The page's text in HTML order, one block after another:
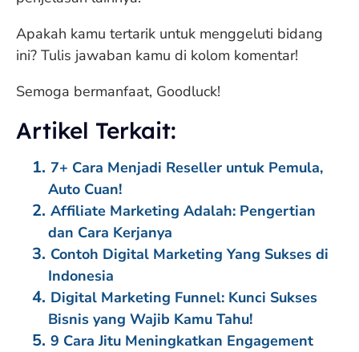
Apakah kamu tertarik untuk menggeluti bidang
ini? Tulis jawaban kamu di kolom komentar!
Semoga bermanfaat, Goodluck!
Artikel Terkait:
7+ Cara Menjadi Reseller untuk Pemula,
Auto Cuan!
Affiliate Marketing Adalah: Pengertian
dan Cara Kerjanya
Contoh Digital Marketing Yang Sukses di
Indonesia
Digital Marketing Funnel: Kunci Sukses
Bisnis yang Wajib Kamu Tahu!
9 Cara Jitu Meningkatkan Engagement